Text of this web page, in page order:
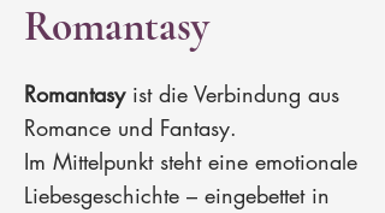
Romantasy
Romantasy ist die Verbindung aus
Romance und Fantasy.
Im Mittelpunkt steht eine emotionale
Liebesgeschichte – eingebettet in